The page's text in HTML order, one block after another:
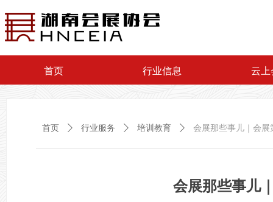
首页 行业信息 云上
会展那些事儿
首页 ꄲ 行业服务 ꄲ 培训教育 ꄲ 会展那些事儿｜会展